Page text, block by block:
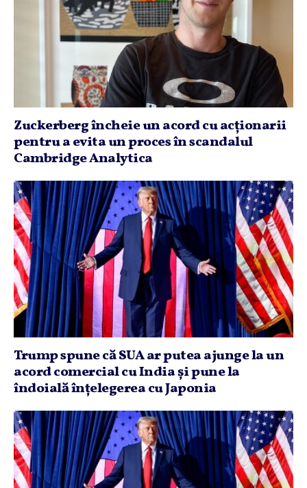
Zuckerberg încheie un acord cu acţionarii
pentru a evita un proces în scandalul
Cambridge Analytica
Trump spune că SUA ar putea ajunge la un
acord comercial cu India şi pune la
îndoială înţelegerea cu Japonia